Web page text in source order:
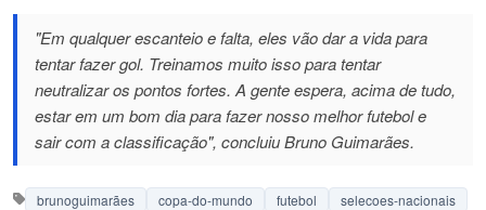
"Em qualquer escanteio e falta, eles vão dar a vida para
tentar fazer gol. Treinamos muito isso para tentar
neutralizar os pontos fortes. A gente espera, acima de tudo,
estar em um bom dia para fazer nosso melhor futebol e
sair com a classificação", concluiu Bruno Guimarães.
brunoguimarães copa-do-mundo futebol selecoes-nacionais